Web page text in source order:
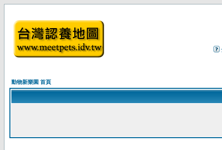
動物新樂園 首頁